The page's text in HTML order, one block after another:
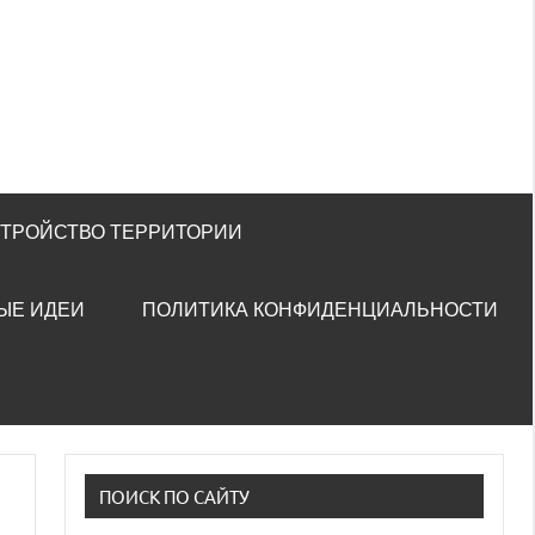
ТЕРРИТОРИИ
ИДЕИ ПОЛИТИКА КОНФИДЕНЦИАЛЬНОСТИ
ПОИСК ПО САЙТУ